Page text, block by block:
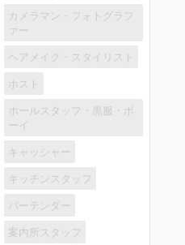
カメラマン・フォトグラフ
ァー
ヘアメイク・スタイリスト
ホスト
ホールスタッフ・黒服・ボ
ーイ
キャッシャー
キッチンスタッフ
バーテンダー
案内所スタッフ